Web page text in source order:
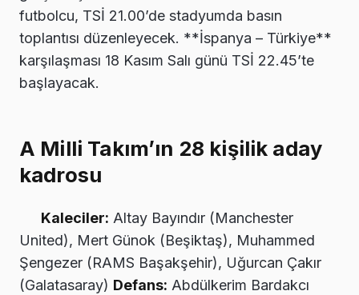
futbolcu, TSİ 21.00’de stadyumda basın
toplantısı düzenleyecek. **İspanya – Türkiye**
karşılaşması 18 Kasım Salı günü TSİ 22.45’te
başlayacak.
A Milli Takım’ın 28 kişilik aday
kadrosu
Kaleciler: Altay Bayındır (Manchester
United), Mert Günok (Beşiktaş), Muhammed
Şengezer (RAMS Başakşehir), Uğurcan Çakır
(Galatasaray) Defans: Abdülkerim Bardakcı